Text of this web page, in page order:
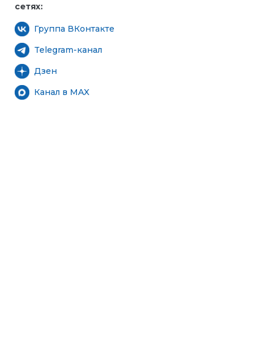
сетях:
Группа ВКонтакте
Telegram-канал
Дзен
Канал в MAX